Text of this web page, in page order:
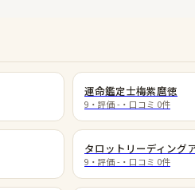
運命鑑定士梅紫麿徳
9 ・評価 - ・口コミ 0件
タロットリーディング
9 ・評価 - ・口コミ 0件